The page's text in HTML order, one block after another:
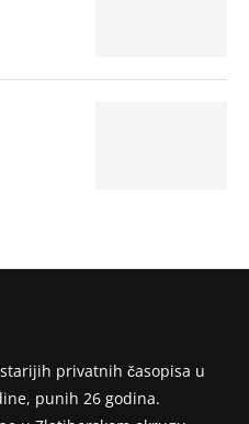
privatnih časopisa u
punih 26 godina.